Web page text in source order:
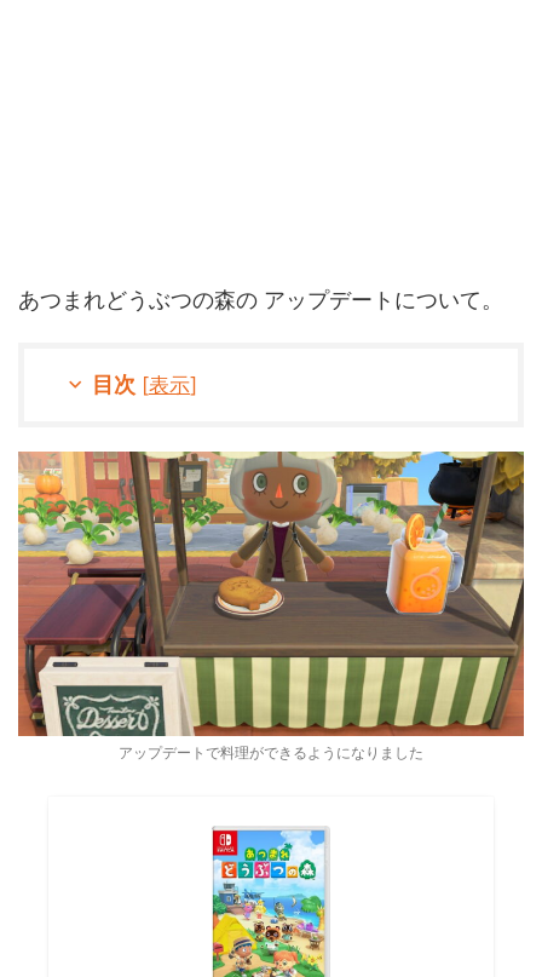
あつまれどうぶつの森の アップデートについて。
目次 [表示]
アップデートで料理ができるようになりました